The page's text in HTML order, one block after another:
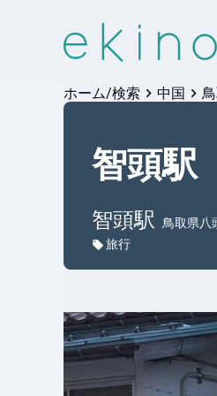
ホーム/検索 中国
智頭駅
智頭駅
鳥取県八
旅行